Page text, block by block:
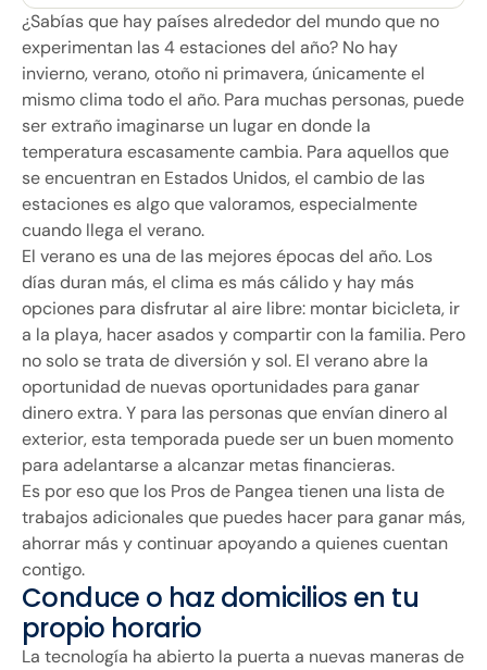
¿Sabías que hay países alrededor del mundo que no
experimentan las 4 estaciones del año? No hay
invierno, verano, otoño ni primavera, únicamente el
mismo clima todo el año. Para muchas personas, puede
ser extraño imaginarse un lugar en donde la
temperatura escasamente cambia. Para aquellos que
se encuentran en Estados Unidos, el cambio de las
estaciones es algo que valoramos, especialmente
cuando llega el verano.
El verano es una de las mejores épocas del año. Los
días duran más, el clima es más cálido y hay más
opciones para disfrutar al aire libre: montar bicicleta, ir
a la playa, hacer asados y compartir con la familia. Pero
no solo se trata de diversión y sol. El verano abre la
oportunidad de nuevas oportunidades para ganar
dinero extra. Y para las personas que envían dinero al
exterior, esta temporada puede ser un buen momento
para adelantarse a alcanzar metas financieras.
Es por eso que los Pros de Pangea tienen una lista de
trabajos adicionales que puedes hacer para ganar más,
ahorrar más y continuar apoyando a quienes cuentan
contigo.
Conduce o haz domicilios en tu
propio horario
La tecnología ha abierto la puerta a nuevas maneras de